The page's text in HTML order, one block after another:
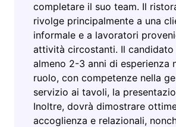
completare il suo team. Il
rivolge principalmente a una
informale e a lavoratori
attività circostanti. Il candidato
almeno 2-3 anni di esperienza
ruolo, con competenze nella
servizio ai tavoli, la
Inoltre, dovrà dimostrare
accoglienza e relazionali,